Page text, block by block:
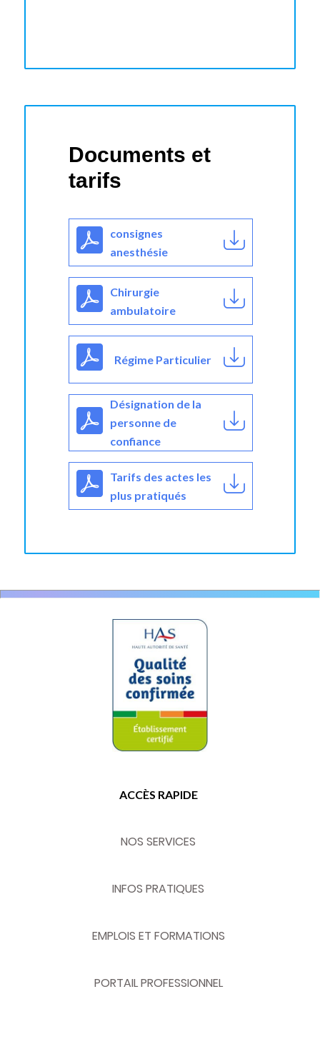
Documents et
tarifs
consignes
anesthésie
Chirurgie
ambulatoire
Régime Particulier
Désignation de la
personne de
confiance
Tarifs des actes les
plus pratiqués
ACCÈS RAPIDE
NOS SERVICES
INFOS PRATIQUES
EMPLOIS ET FORMATIONS
PORTAIL PROFESSIONNEL